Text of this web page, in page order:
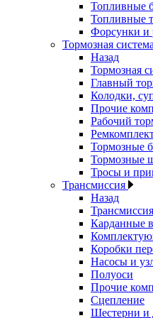
Топливные
Топливные
Форсунки и
Тормозная система
Назад
Тормозная
Главный
Колодки,
Прочие
Рабочий
Тормозные
Тормозные
Тросы и
Трансмиссия
Назад
Трансмиссия
Карданные
Коробки
Насосы и
Полуоси
Прочие
Сцепление
Шестерни и